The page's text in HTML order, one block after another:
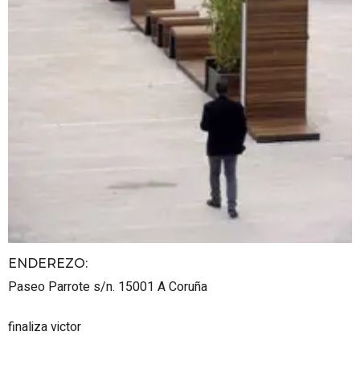
ENDEREZO:
Paseo Parrote s/n. 15001 A Coruña
finaliza victor